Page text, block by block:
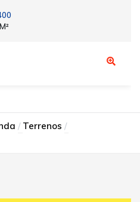
M²
Terrenos